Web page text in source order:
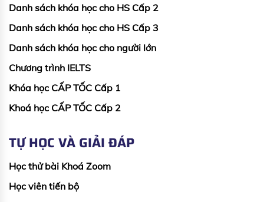
Danh sách khóa học cho HS Cấp 2
Danh sách khóa học cho HS Cấp 3
Danh sách khóa học cho người lớn
Chương trình IELTS
Khóa học CẤP TỐC Cấp 1
Khoá học CẤP TỐC Cấp 2
TỰ HỌC VÀ GIẢI ĐÁP
Học thử bài Khoá Zoom
Học viên tiến bộ